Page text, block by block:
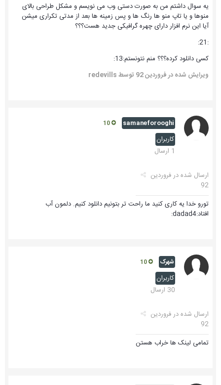
یه سوال داشتم من به صورت دستی وب می نویسم و مشکل طراحی بالای
منوها و یا تاپ منو ها رنگ ها و پس زمینه ها بعد از مدتی تکراری میشن
آیا این نرم افزار دارای چهره گرافیکی جدید هست؟؟؟
:21:
کسی دانلود کرده؟؟؟ منم نتونستم:13:
ویرایش شده درفروردین 92 توسط redevills
samaneforooghi
کاربران
1 ارسال
ارسال شده درفروردین
92
تورو خدا یه کاری کنید ما راحت تر بتونیم دانلود کنیم. دلمون آب
افتاد:dadad4:
شهرک
کاربران
30 ارسال
ارسال شده درفروردین
92
تمامی لینک ها خراب هستن